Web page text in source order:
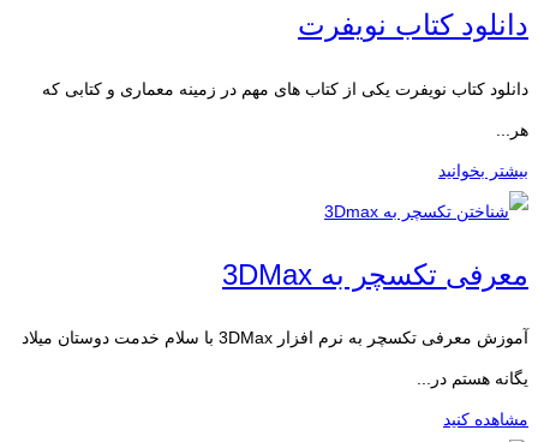
دانلود کتاب نویفرت
دانلود کتاب نویفرت یکی از کتاب های مهم در زمینه معماری و کتابی که
هر...
بیشتر بخوانید
معرفی تکسچر به 3DMax
آموزش معرفی تکسچر به نرم افزار 3DMax با سلام خدمت دوستان میلاد
یگانه هستم در...
مشاهده کنید